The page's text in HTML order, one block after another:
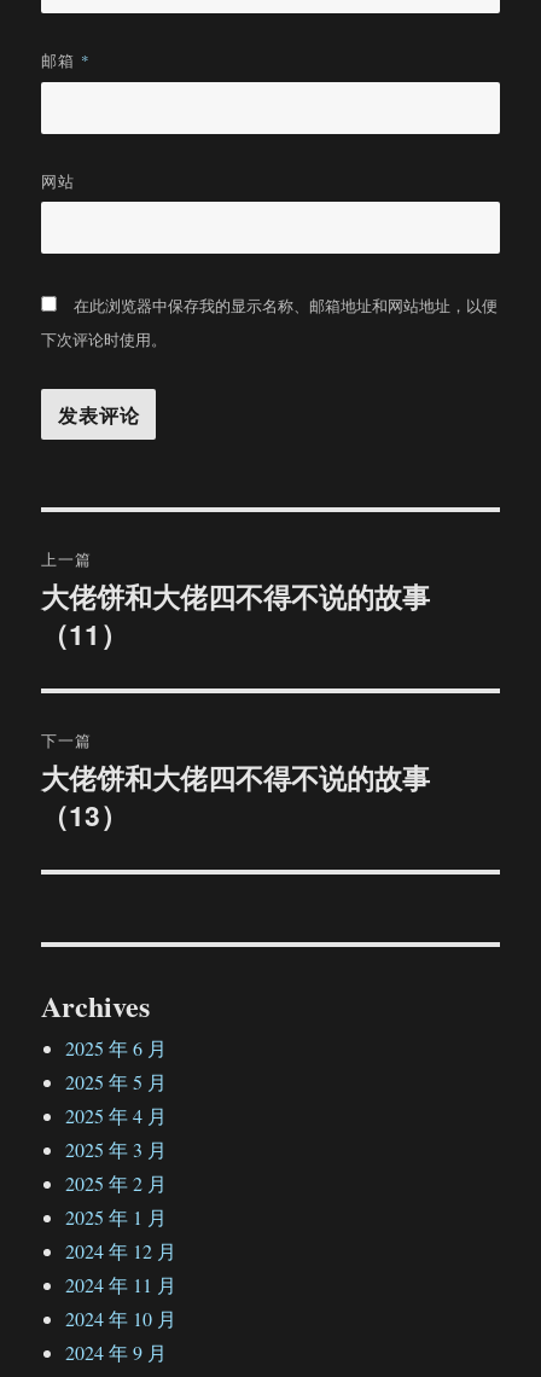
邮箱 *
网站
在此浏览器中保存我的显示名称、邮箱地址和网站地址，以便
下次评论时使用。
章
导
航
上一篇
上
篇
章：
大佬饼和大佬四不得不说的故事
（11）
下一篇
下
篇
章：
大佬饼和大佬四不得不说的故事
（13）
Archives
2025 年 6 月
2025 年 5 月
2025 年 4 月
2025 年 3 月
2025 年 2 月
2025 年 1 月
2024 年 12 月
2024 年 11 月
2024 年 10 月
2024 年 9 月